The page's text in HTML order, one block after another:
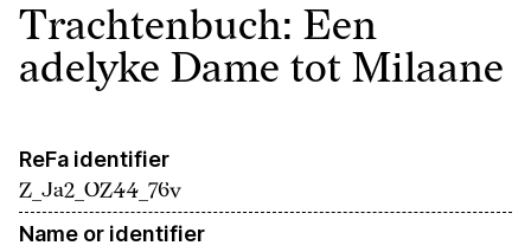
Trachtenbuch: Een
adelyke Dame tot Milaane
ReFa identifier
Z_Ja2_OZ44_76v
Name or identifier